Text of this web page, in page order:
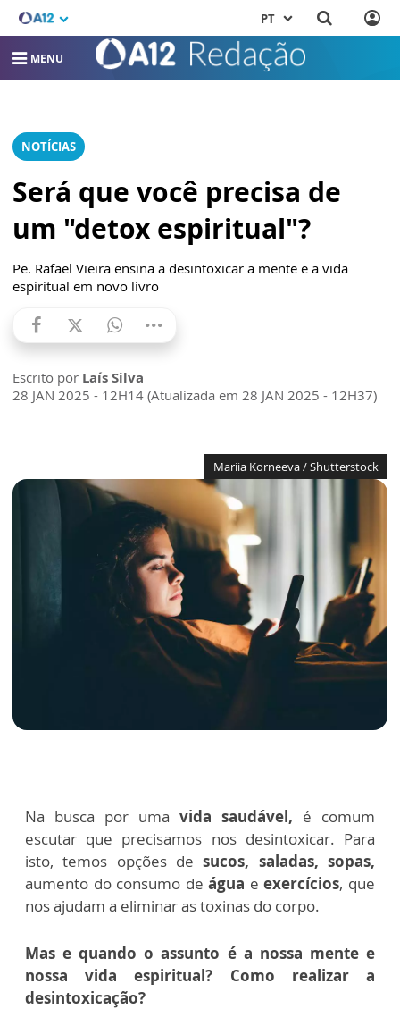
PT
MENU
NOTÍCIAS
Será que você precisa de
um "detox espiritual"?
Pe. Rafael Vieira ensina a desintoxicar a mente e a vida
espiritual em novo livro
Escrito por Laís Silva
28 JAN 2025 - 12H14 (Atualizada em 28 JAN 2025 - 12H37)
Mariia Korneeva / Shutterstock
Na busca por uma vida saudável, é comum
escutar que precisamos nos desintoxicar. Para
isto, temos opções desucos, saladas, sopas,
aumento do consumo deágua eexercícios, que
nos ajudam a eliminar as toxinas do corpo.
Mas e quando o assunto é a nossa mente e
nossa vida espiritual? Como realizar a
desintoxicação?